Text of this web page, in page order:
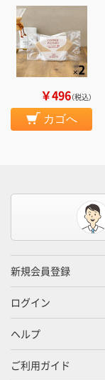
￥496（税込）
カゴへ
新規会員登録
ログイン
ヘルプ
ご利用ガイド